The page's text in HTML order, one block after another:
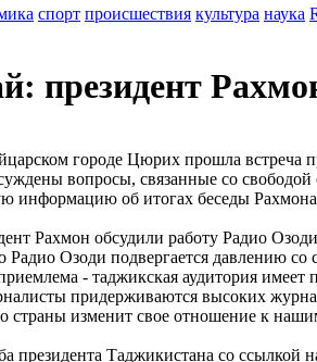
спорт происшествия культура наука
президент
городе Цюрих прошла встреча
вопросы, связанные со
информацию об итогах беседы
Рахмон обсудили работу Радио
Озоди подвергается давлению
- таджикская аудитория
придерживаются высоких
страны изменит свое отношение к
президента Таджикистана со ссылкой